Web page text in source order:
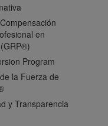
en
Program
la Fuerza de
y Transparencia